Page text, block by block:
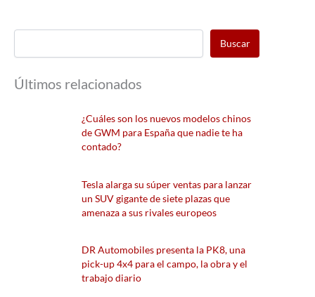
Buscar
Últimos relacionados
¿Cuáles son los nuevos modelos chinos
de GWM para España que nadie te ha
contado?
Tesla alarga su súper ventas para lanzar
un SUV gigante de siete plazas que
amenaza a sus rivales europeos
DR Automobiles presenta la PK8, una
pick-up 4x4 para el campo, la obra y el
trabajo diario